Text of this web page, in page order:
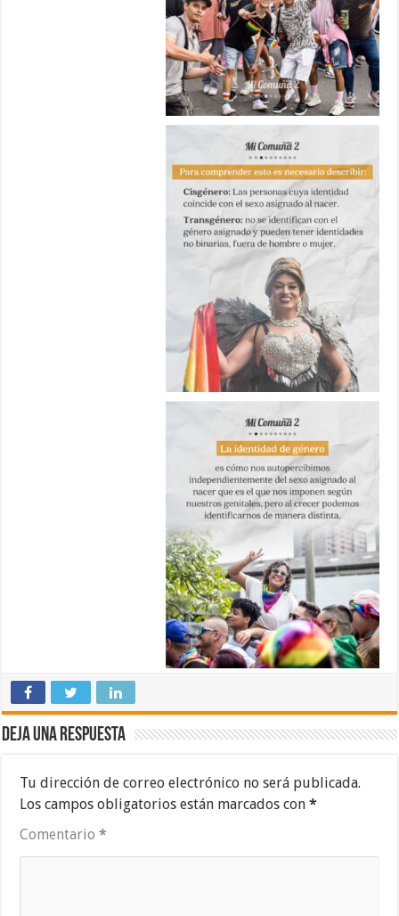
Deja una respuesta
Tu dirección de correo electrónico no será publicada.
Los campos obligatorios están marcados con*
Comentario*